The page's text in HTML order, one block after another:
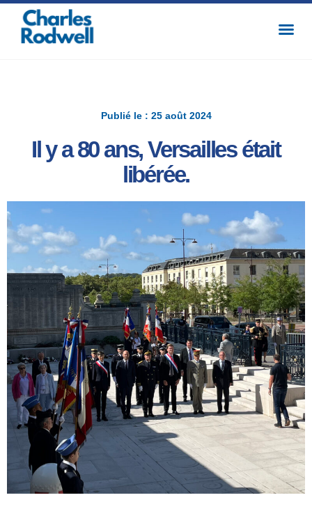
Publié le : 25 août 2024
Il y a 80 ans, Versailles était
libérée.